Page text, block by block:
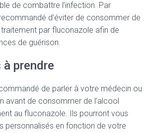
de combattre l’infection. Par
d’éviter de consommer de
traitement par fluconazole afin de
de guérison.
prendre
de parler à votre médecin ou
avant de consommer de l’alcool
au fluconazole. Ils pourront vous
personnalisés en fonction de votre